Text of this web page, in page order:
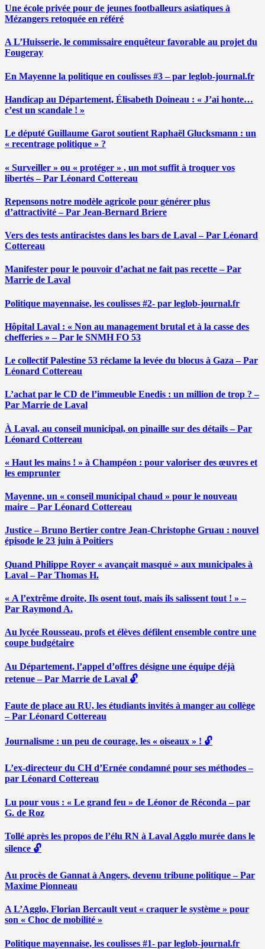
Une école privée pour de jeunes footballeurs asiatiques à
Mézangers retoquée en référé
A L’Huisserie, le commissaire enquêteur favorable au projet du
Fougeray
En Mayenne la politique en coulisses #3 – par leglob-journal.fr
Handicap au Département, Élisabeth Doineau : « J’ai honte…
c’est un scandale ! »
Le député Guillaume Garot soutient Raphaël Glucksmann : un
« recentrage politique » ?
« Surveiller » ou « protéger » , un mot suffit à troquer vos
libertés – Par Léonard Cottereau
Repensons notre modèle agricole pour générer plus
d’attractivité – Par Jean-Bernard Briere
Vers des tests antiracistes dans les bars de Laval – Par Léonard
Cottereau
Manifester pour le pouvoir d’achat ne fait pas recette – Par
Marrie de Laval
Politique mayennaise, les coulisses #2- par leglob-journal.fr
Hôpital Laval : « Non au management brutal et à la casse des
chefferies » – Par le SNMH FO 53
Le collectif Palestine 53 réclame la levée du blocus à Gaza – Par
Léonard Cottereau
L’achat par le CD de l’immeuble Enedis : un million de trop ? –
Par Marrie de Laval
À Laval, au conseil municipal, on pinaille sur des détails – Par
Léonard Cottereau
« Haut les mains ! » à Champéon : pour valoriser des œuvres et
les emprunter
Mayenne, un « conseil municipal chaud » pour le nouveau
maire – Par Léonard Cottereau
Justice – Bruno Bertier contre Jean-Christophe Gruau : nouvel
épisode le 23 juin à Poitiers
Quand Philippe Royer « avançait masqué » aux municipales à
Laval – Par Thomas H.
« A l’extrême droite, Ils osent tout, mais ils salissent tout ! » –
Par Raymond A.
Au lycée Rousseau, profs et élèves défilent ensemble contre une
coupe budgétaire
Au Département, l’appel d’offres désigne une équipe déjà
retenue – Par Marrie de Laval 🔓
Faute de place au RU, les étudiants invités à manger au collège
– Par Léonard Cottereau
Journalisme : un peu de courage, les « oiseaux » ! 🔓
L’ex-directeur du CH d’Ernée condamné pour ses méthodes –
par Léonard Cottereau
Lu pour vous : « Le grand feu » de Léonor de Réconda – par
G. de Roz
Tollé après les propos de l’élu RN à Laval Agglo murée dans le
silence 🔓
Au procès de Gannat à Angers, devenu tribune politique – Par
Maxime Pionneau
A L’Agglo, Florian Bercault veut « craquer le système » pour
son « Choc de mobilité »
Politique mayennaise, les coulisses #1- par leglob-journal.fr